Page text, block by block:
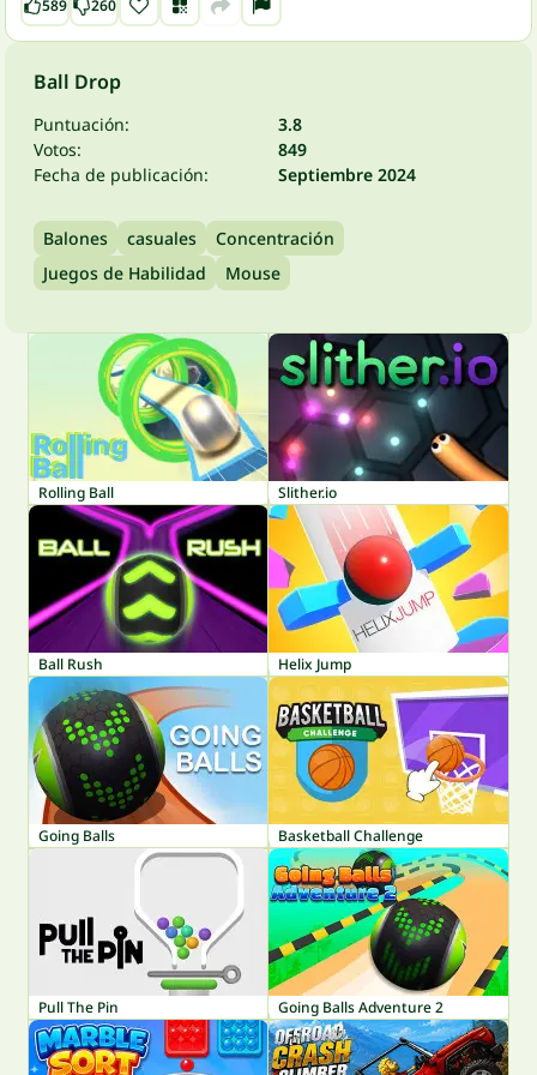
589 260
Ball Drop
Puntuación:
3.8
Votos:
849
Fecha de publicación:
Septiembre 2024
Balones casuales
Concentración
Juegos de Habilidad
Mouse
Rolling Ball Slither.io
Ball Rush Helix Jump
Going Balls Basketball Challenge
Pull The Pin Going Balls Adventure 2